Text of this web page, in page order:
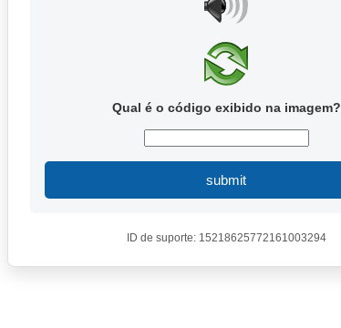
Qual é o código exibido na imagem?
submit
ID de suporte: 15218625772161003294